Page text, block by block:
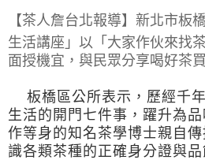
【茶人詹台北報導】 新北市板
生活講座」以「大家作伙來找
面授機宜，與民眾分享喝好茶
板橋區公所表示， 歷經千
生活的開門七件事，躍升為
作等身的知名茶學博士親自
識各類茶種的正確身分證與